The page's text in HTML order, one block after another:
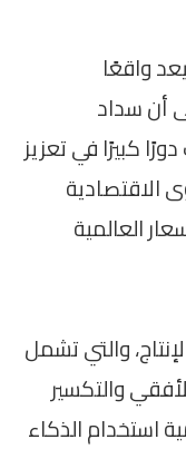
واقعًا
أن سداد
كبيرًا في تعزيز
الاقتصادية
العالمية
والتي تشمل
والتكسير
استخدام الذكاء